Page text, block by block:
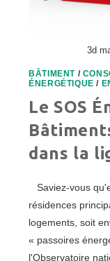
3d
BÂTIMENT /
ÉNERGÉTIQUE /
Le SOS
dans la
Saviez-vous
résidences
logements, soit
« passoires
l'Observatoire